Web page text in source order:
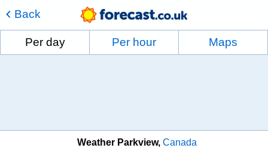
Back
Per day Per hour Maps
Weather Parkview Canada